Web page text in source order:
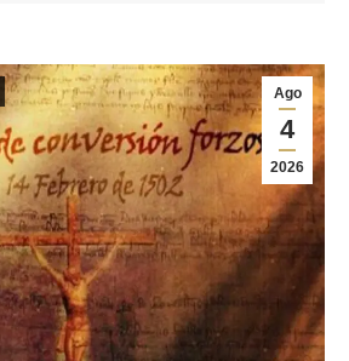
Ago
4
2026